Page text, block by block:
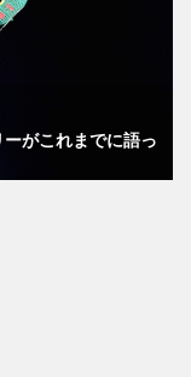
がこれまでに語っ